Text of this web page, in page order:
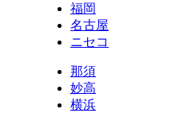
福岡
名古屋
ニセコ
那須
妙高
横浜